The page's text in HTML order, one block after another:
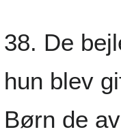
38. De
hun blev
Børn de